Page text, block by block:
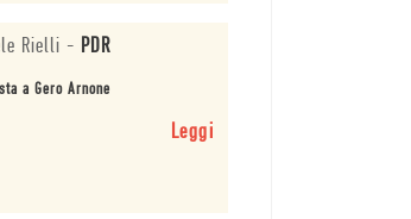
Rielli - PDR
a Gero Arnone
Leggi